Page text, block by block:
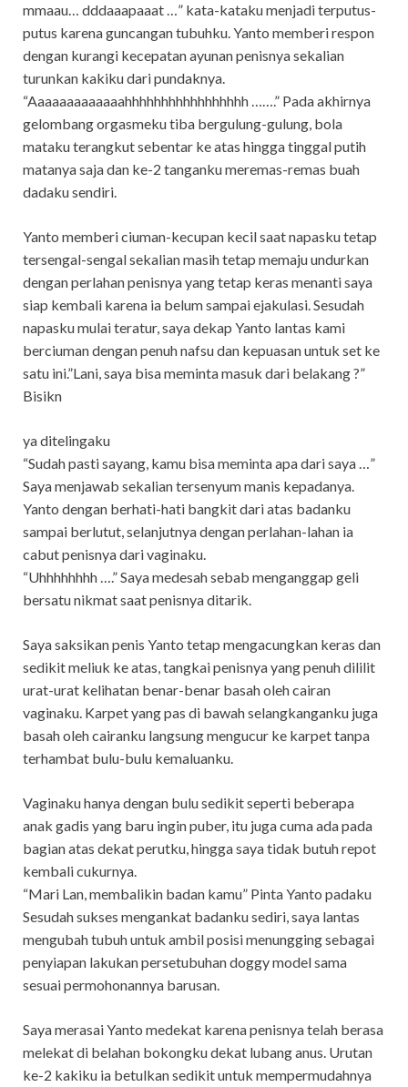
mmaau… dddaaapaaat …” kata-kataku menjadi terputus-
putus karena guncangan tubuhku. Yanto memberi respon
dengan kurangi kecepatan ayunan penisnya sekalian
turunkan kakiku dari pundaknya.
“Aaaaaaaaaaaaahhhhhhhhhhhhhhhhh …….” Pada akhirnya
gelombang orgasmeku tiba bergulung-gulung, bola
mataku terangkut sebentar ke atas hingga tinggal putih
matanya saja dan ke-2 tanganku meremas-remas buah
dadaku sendiri.
Yanto memberi ciuman-kecupan kecil saat napasku tetap
tersengal-sengal sekalian masih tetap memaju undurkan
dengan perlahan penisnya yang tetap keras menanti saya
siap kembali karena ia belum sampai ejakulasi. Sesudah
napasku mulai teratur, saya dekap Yanto lantas kami
berciuman dengan penuh nafsu dan kepuasan untuk set ke
satu ini.”Lani, saya bisa meminta masuk dari belakang ?”
Bisikn
ya ditelingaku
“Sudah pasti sayang, kamu bisa meminta apa dari saya …”
Saya menjawab sekalian tersenyum manis kepadanya.
Yanto dengan berhati-hati bangkit dari atas badanku
sampai berlutut, selanjutnya dengan perlahan-lahan ia
cabut penisnya dari vaginaku.
“Uhhhhhhhh ….” Saya medesah sebab menganggap geli
bersatu nikmat saat penisnya ditarik.
Saya saksikan penis Yanto tetap mengacungkan keras dan
sedikit meliuk ke atas, tangkai penisnya yang penuh dililit
urat-urat kelihatan benar-benar basah oleh cairan
vaginaku. Karpet yang pas di bawah selangkanganku juga
basah oleh cairanku langsung mengucur ke karpet tanpa
terhambat bulu-bulu kemaluanku.
Vaginaku hanya dengan bulu sedikit seperti beberapa
anak gadis yang baru ingin puber, itu juga cuma ada pada
bagian atas dekat perutku, hingga saya tidak butuh repot
kembali cukurnya.
“Mari Lan, membalikin badan kamu” Pinta Yanto padaku
Sesudah sukses mengankat badanku sediri, saya lantas
mengubah tubuh untuk ambil posisi menungging sebagai
penyiapan lakukan persetubuhan doggy model sama
sesuai permohonannya barusan.
Saya merasai Yanto medekat karena penisnya telah berasa
melekat di belahan bokongku dekat lubang anus. Urutan
ke-2 kakiku ia betulkan sedikit untuk mempermudahnya